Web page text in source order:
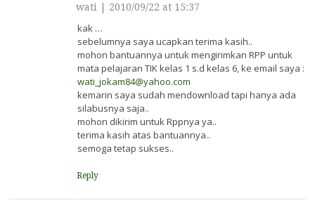
wati 2010/09/22 at 15:37
kak …
sebelumnya saya ucapkan terima kasih..
mohon bantuannya untuk mengirimkan RPP untuk
mata pelajaran TIK kelas 1 s.d kelas 6, ke email saya :
wati_jokam84@yahoo.com
kemarin saya sudah mendownload tapi hanya ada
silabusnya saja..
mohon dikirim untuk Rppnya ya..
terima kasih atas bantuannya..
semoga tetap sukses..
Reply